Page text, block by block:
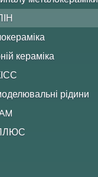
кераміка
рідини